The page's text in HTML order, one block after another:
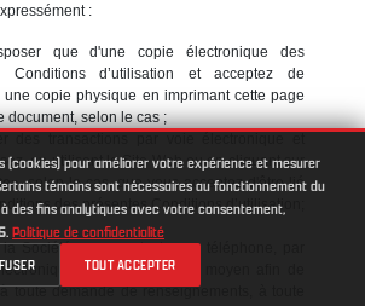
:
que d'une copie électronique des
Conditions d’utilisation et acceptez de
une copie physique en imprimant cette page
document, selon le cas ;
en utilisant le Site Web ou en cliquant sur
», selon le cas, que vous acceptez d'être lié
des présentes Conditions d’utilisation;
la Société vous contacte par téléphone, par
ou par tout autre moyen afin de
à toute demande de renseignements, à toute
(cookies) pour améliorer votre expérience et mesurer
témoins sont nécessaires au fonctionnement du
des fins analytiques avec votre consentement,
.Politique de confidentialité
TOUT ACCEPTER